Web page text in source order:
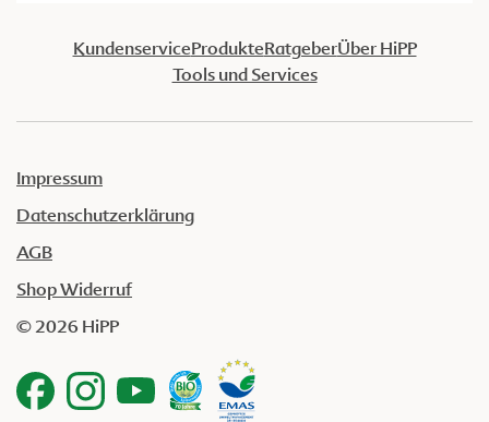
KundenserviceProdukteRatgeberÜber HiPP
Tools und Services
Impressum
Datenschutzerklärung
AGB
Shop Widerruf
© 2026 HiPP